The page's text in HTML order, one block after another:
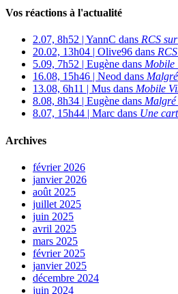
Vos réactions à l'actualité
2.07, 8h52 | YannC dans RCS
20.02, 13h04 | Olive96 dans
5.09, 7h52 | Eugène dans Mobile
16.08, 15h46 | Neod dans
13.08, 6h11 | Mus dans Mobile
8.08, 8h34 | Eugène dans Malgré
8.07, 15h44 | Marc dans Une
Archives
février 2026
janvier 2026
août 2025
juillet 2025
juin 2025
avril 2025
mars 2025
février 2025
janvier 2025
décembre 2024
juin 2024